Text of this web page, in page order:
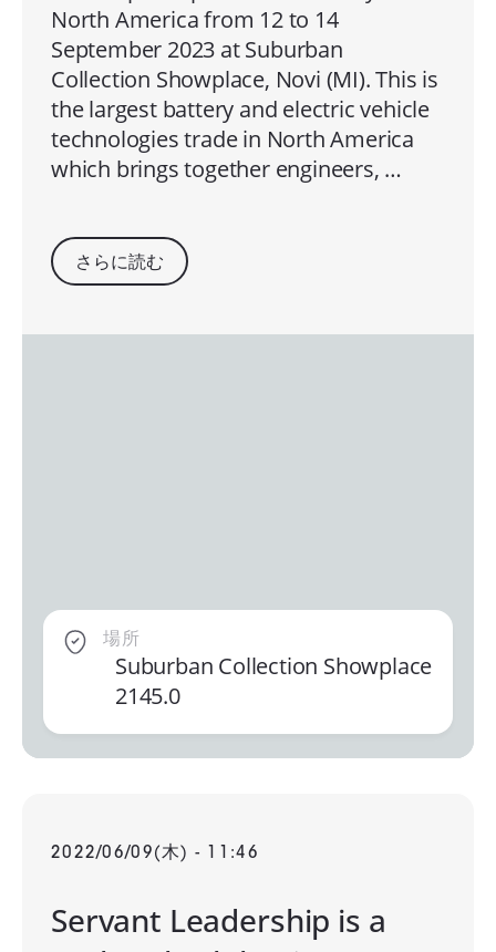
North America from 12 to 14
September 2023 at Suburban
Collection Showplace, Novi (MI). This is
the largest battery and electric vehicle
technologies trade in North America
which brings together engineers, …
さらに読む
場所
Suburban Collection Showplace
2145.0
2022/06/09(木) - 11:46
Servant Leadership is a